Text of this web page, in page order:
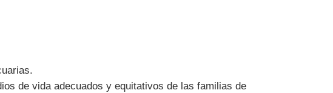
de vida adecuados y equitativos de las familias de